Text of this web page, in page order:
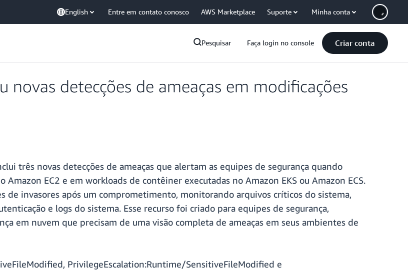
English Entre em contato conosco AWS Marketplace Suporte Minha conta
Pesquisar Faça login no console Criar conta
novas detecções de ameaças em modificações
três novas detecções de ameaças que alertam as equipes de segurança quando
EC2 e em workloads de contêiner executadas no Amazon EKS ou Amazon ECS.
de invasores após um comprometimento, monitorando arquivos críticos do sistema,
e logs do sistema. Esse recurso foi criado para equipes de segurança,
em nuvem que precisam de uma visão completa de ameaças em seus ambientes de
PrivilegeEscalation:Runtime/SensitiveFileModified e